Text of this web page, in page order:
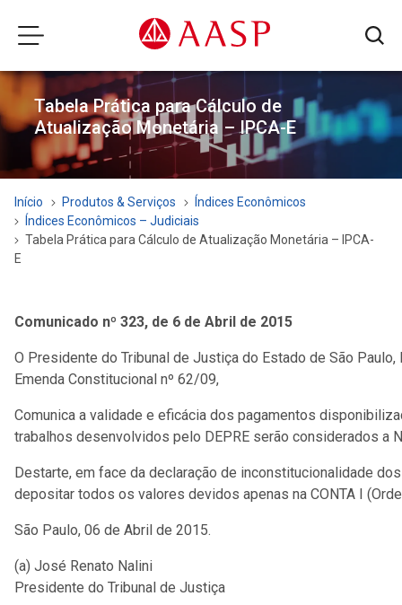
Tabela Prática para Cálculo de
Atualização Monetária – IPCA-E
Início Produtos & Serviços
Índices Econômicos
Índices Econômicos – Judiciais
Tabela Prática para Cálculo de Atualização Monetária – IPCA-
E
Comunicado nº 323, de 6 de Abril de 2015
O Presidente do Tribunal de Justiça do Estado de São
Emenda Constitucional nº 62/09,
Comunica a validade e eficácia dos pagamentos
trabalhos desenvolvidos pelo DEPRE serão considerados
Destarte, em face da declaração de inconstitucionalidade
depositar todos os valores devidos apenas na CONTA I
São Paulo, 06 de Abril de 2015.
(a) José Renato Nalini
Presidente do Tribunal de Justiça